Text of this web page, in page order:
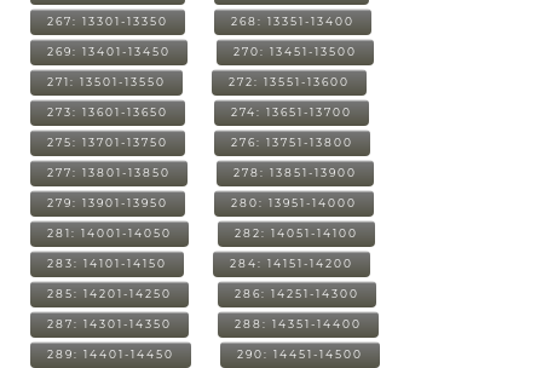
267: 13301-13350 268: 13351-13400
269: 13401-13450 270: 13451-13500
271: 13501-13550 272: 13551-13600
273: 13601-13650 274: 13651-13700
275: 13701-13750 276: 13751-13800
277: 13801-13850 278: 13851-13900
279: 13901-13950 280: 13951-14000
281: 14001-14050 282: 14051-14100
283: 14101-14150 284: 14151-14200
285: 14201-14250 286: 14251-14300
287: 14301-14350 288: 14351-14400
289: 14401-14450 290: 14451-14500